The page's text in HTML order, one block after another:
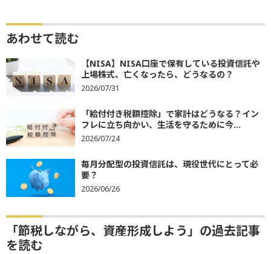
あわせて読む
【NISA】NISA口座で保有している投資信託や
上場株式、亡くなったら、どうなるの？
2026/07/31
「給付付き税額控除」で家計はどうなる？イン
フレに立ち向かい、生活を守るために今...
2026/07/24
毎月分配型の投資信託は、現役世代にとって必
要？
2026/06/26
「節税しながら、資産形成しよう」の過去記事
を読む